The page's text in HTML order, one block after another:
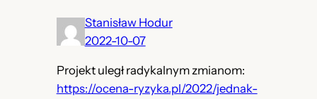
Stanisław Hodur
2022-10-07
Projekt uległ radykalnym zmianom:
https://ocena-ryzyka.pl/2022/jednak-